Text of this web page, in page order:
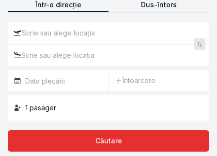
Într-o direcție Dus-întors
Întoarcere
1 pasager
Căutare